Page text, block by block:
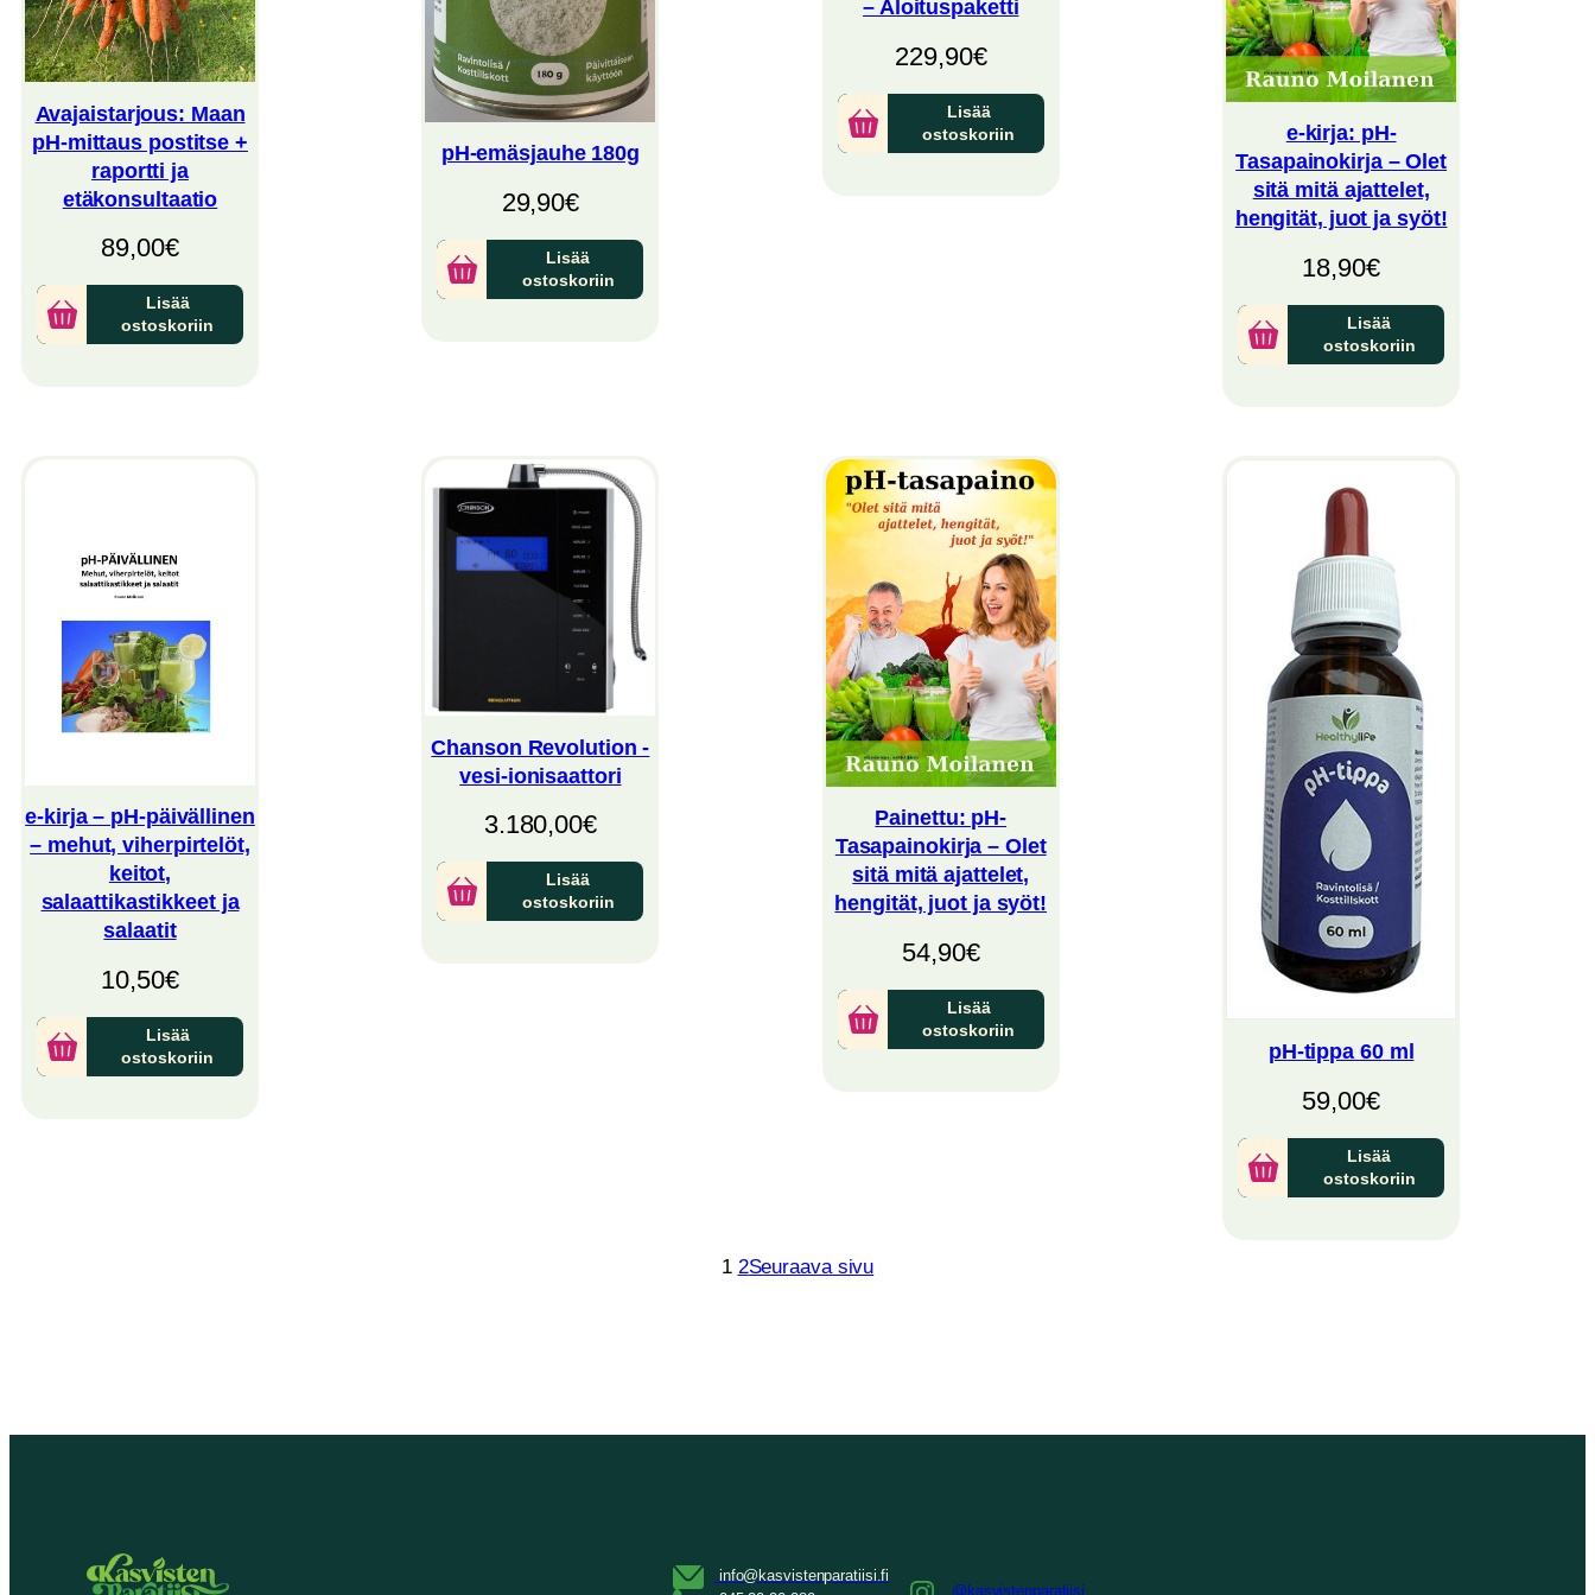
Avajaistarjous: Maan
pH-mittaus postitse +
raportti ja
etäkonsultaatio
89,00€
Lisää
ostoskoriin
pH-emäsjauhe 180g
29,90€
Lisää
ostoskoriin
– Aloituspaketti
229,90€
Lisää
ostoskoriin
e-kirja: pH-
Tasapainokirja – Olet
sitä mitä ajattelet,
hengität, juot ja syöt!
18,90€
Lisää
ostoskoriin
e-kirja – pH-päivällinen
– mehut, viherpirtelöt,
keitot,
salaattikastikkeet ja
salaatit
10,50€
Lisää
ostoskoriin
Chanson Revolution -
vesi-ionisaattori
3.180,00€
Lisää
ostoskoriin
Painettu: pH-
Tasapainokirja – Olet
sitä mitä ajattelet,
hengität, juot ja syöt!
54,90€
Lisää
ostoskoriin
pH-tippa 60 ml
59,00€
Lisää
ostoskoriin
1 2Seuraava sivu
@kasvistenparatiisi